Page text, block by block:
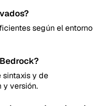
según el entorno
sintaxis y de
y versión.